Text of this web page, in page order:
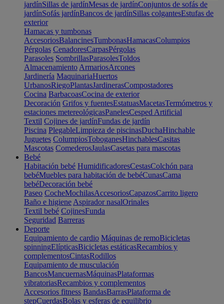
jardínSillas de jardínMesas de jardínConjuntos de sofás de
jardínSofás jardínBancos de jardínSillas colgantesEstufas de
exterior
Hamacas y tumbonas
AccesoriosBalancinesTumbonasHamacasColumpios
Pérgolas CenadoresCarpasPérgolas
Parasoles SombrillasParasolesToldos
Almacenamiento ArmariosArcones
Jardinería MaquinariaHuertos
UrbanosRiegoPlantasJardinerasCompostadores
Cocina BarbacoasCocina de exterior
Decoración Grifos y fuentesEstatuasMacetasTermómetros y
estaciones metereológicasPanelesCesped Artificial
Textil Cojines de jardínFundas de jardín
Piscina PlegableLimpieza de piscinasDuchaHinchable
Juguetes ColumpiosToboganesHinchablesCasitas
Mascotas ComederosJaulasCasetas para mascotas
Bebé
Habitación bebé HumidificadoresCestasColchón para
bebéMuebles para habitación de bebéCunasCama
bebéDecoración bebé
Paseo CocheMochilasAccesoriosCapazosCarrito ligero
Baño e higiene Aspirador nasalOrinales
Textil bebé CojinesFunda
Seguridad Barreras
Deporte
Equipamiento de cardio Máquinas de remoBicicletas
spinningElípticasBicicletas estáticasRecambios y
complementosCintasRodillos
Equipamiento de musculación
BancosMancuernasMáquinasPlataformas
vibratoriasRecambios y complementos
Accesorios fitness BandasBarrasPlataforma de
stepCuerdasBolas y esferas de equilibrio